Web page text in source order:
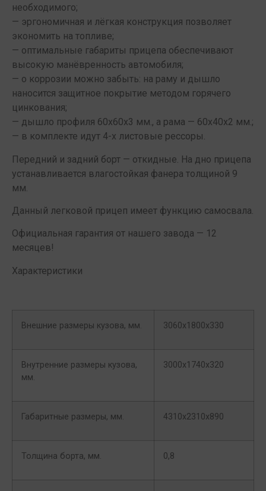
необходимого;
— эргономичная и лёгкая конструкция позволяет
экономить на топливе;
— оптимальные габариты прицепа обеспечивают
высокую манёвренность автомобиля;
— о коррозии можно забыть: на раму и дышло
наносится защитное покрытие методом горячего
цинкования;
— дышло профиля 60х60х3 мм., а рама — 60х40х2 мм.;
— в комплекте идут 4-х листовые рессоры.
Передний и задний борт — откидные. На дно прицепа
устанавливается влагостойкая фанера толщиной 9
мм.
Данный легковой прицеп имеет функцию самосвала.
Официальная гарантия от нашего завода — 12
месяцев!
Характеристики
Внешние размеры кузова, мм. 3060х1800х330
Внутренние размеры кузова,
мм.
3000х1740х320
Габаритные размеры, мм. 4310х2310х890
Толщина борта, мм. 0,8